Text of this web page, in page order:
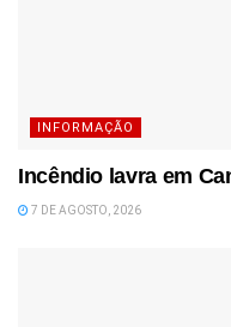
INFORMAÇÃO
Incêndio lavra em
7 DE AGOSTO, 2026